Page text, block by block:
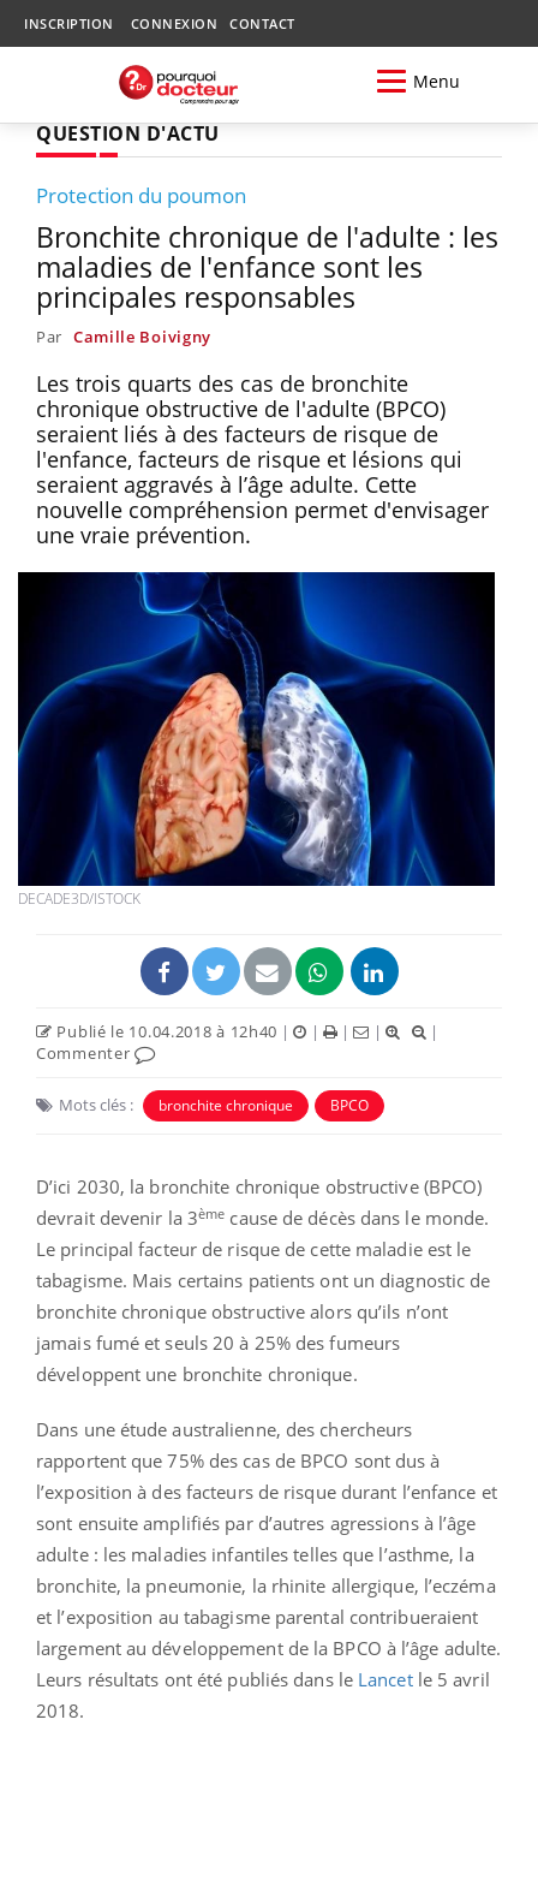
INSCRIPTION CONNEXION CONTACT
Menu
QUESTION D'ACTU
Protection du poumon
Bronchite chronique de l'adulte : les
maladies de l'enfance sont les
principales responsables
Par Camille Boivigny
Les trois quarts des cas de bronchite
chronique obstructive de l'adulte (BPCO)
seraient liés à des facteurs de risque de
l'enfance, facteurs de risque et lésions qui
seraient aggravés à l’âge adulte. Cette
nouvelle compréhension permet d'envisager
une vraie prévention.
DECADE3D/ISTOCK
Publié le 10.04.2018 à 12h40 | | | |
|
Commenter
Mots clés : bronchite chronique BPCO
D’ici 2030, la bronchite chronique obstructive (BPCO)
devrait devenir la 3ème cause de décès dans le monde.
Le principal facteur de risque de cette maladie est le
tabagisme. Mais certains patients ont un diagnostic de
bronchite chronique obstructive alors qu’ils n’ont
jamais fumé et seuls 20 à 25% des fumeurs
développent une bronchite chronique.
Dans une étude australienne, des chercheurs
rapportent que 75% des cas de BPCO sont dus à
l’exposition à des facteurs de risque durant l’enfance et
sont ensuite amplifiés par d’autres agressions à l’âge
adulte : les maladies infantiles telles que l’asthme, la
bronchite, la pneumonie, la rhinite allergique, l’eczéma
et l’exposition au tabagisme parental contribueraient
largement au développement de la BPCO à l’âge adulte.
Leurs résultats ont été publiés dans le Lancetle 5 avril
2018.